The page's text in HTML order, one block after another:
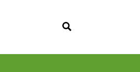
SUCHEN